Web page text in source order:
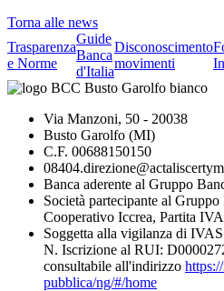
Torna alle news
Trasparenza
e Norme
Guide
Banca
d'Italia
Disconoscimento
movimenti
Via Manzoni, 50 - 20038
Busto Garolfo (MI)
C.F. 00688150150
Banca aderente al Gruppo
Società partecipante al
Cooperativo Iccrea, Partita
Soggetta alla vigilanza di
N. Iscrizione al RUI:
consultabile all'indirizzo
pubblica/ng/#/home